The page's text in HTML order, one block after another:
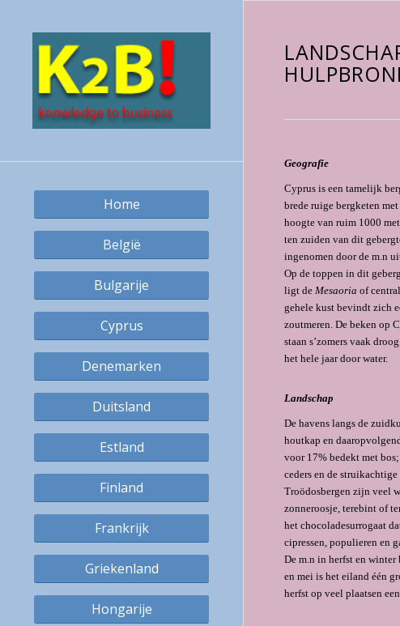
Home
België
Bulgarije
Cyprus
Denemarken
Duitsland
Estland
Finland
Frankrijk
Griekenland
Hongarije
Geografie
Cyprus is een tamelijk
brede ruige bergketen
hoogte van ruim 1000
ten zuiden van dit
ingenomen door de m.n
Op de toppen in dit
ligt de Mesaoria of
gehele kust bevindt zich
zoutmeren. De beken op
staan s’zomers vaak
het hele jaar door water.
Landschap
De havens langs de
houtkap en
voor 17% bedekt met
ceders en de
Troödosbergen zijn veel
zonneroosje, terebint of
het chocoladesurrogaat
cipressen, po­pulie­ren en
De m.n in herfst en
en mei is het eiland één
herfst op veel plaatsen